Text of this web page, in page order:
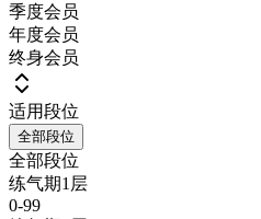
季度会员
年度会员
终身会员
适用段位
全部段位
全部段位
练气期1层
0-99